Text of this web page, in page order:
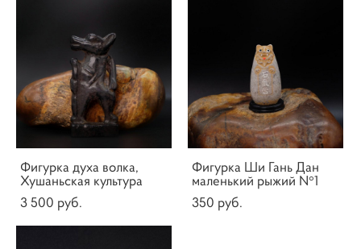
Фигурка духа волка,
Хушаньская культура
3 500 pуб.
Фигурка Ши Гань Дан
маленький рыжий N°1
350 pуб.